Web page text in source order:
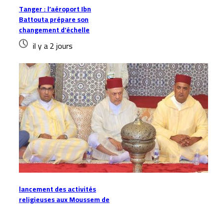
Tanger : l’aéroport Ibn
Battouta prépare son
changement d’échelle
il y a 2 jours
lancement des activités
religieuses aux Moussem de